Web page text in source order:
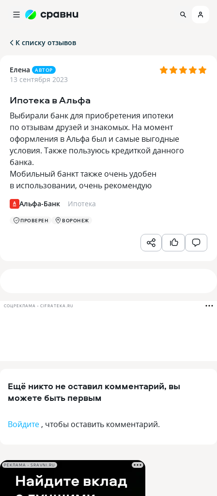
К списку отзывов
Елена АВТОР
13 сентября 2023
Ипотека в Альфа
Выбирали банк для приобретения ипотеки
по отзывам друзей и знакомых. На момент
оформления в Альфа был и самые выгодные
условия. Также пользуюсь кредиткой данного
банка.
Мобильный банкт также очень удобен
в использовании, очень рекомендую
Альфа-Банк Ипотека
ПРОВЕРЕН ВОРОНЕЖ
СОЦРЕКЛАМА • CIFRATEKA.RU
Ещё никто не оставил комментарий, вы
можете быть первым
Войдите , чтобы оставить комментарий.
РЕКЛАМА • SRAVNI.RU